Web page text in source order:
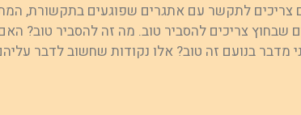
צריכים לתקשר עם אתגרים שפוגעים בתקשורת,
שבחוץ צריכים להסביר טוב. מה זה להסביר טוב?
מדבר בנועם זה טוב? אלו נקודות שחשוב לדבר